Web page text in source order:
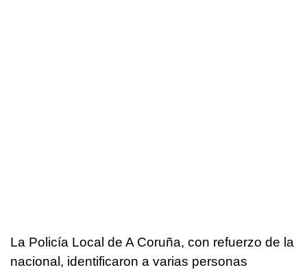
La Policía Local de A Coruña, con refuerzo de la
nacional, identificaron a varias personas